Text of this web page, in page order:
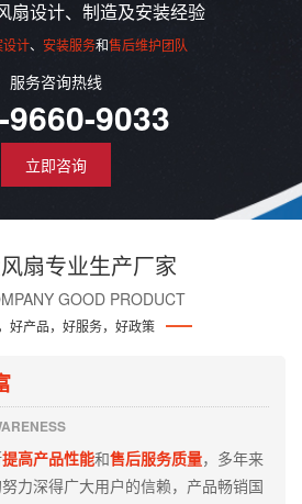
扇设计、制造及安装经验
设计、 安装服务和售后维护团队
服务咨询热线
9660-9033
立即咨询
扇专业生产厂家
GOOD PRODUCT
好产品，好服务，好政策
提高产品性能和售后服务质量，多年来
力深得广大用户的信赖，产品畅销国